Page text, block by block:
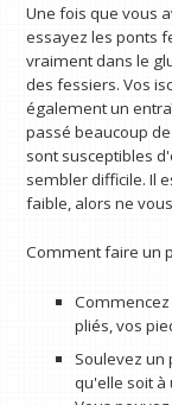
Une fois que vous
essayez les ponts
vraiment dans le
des fessiers. Vos
également un
passé beaucoup
sont susceptibles
sembler difficile. Il
faible, alors ne
Comment faire un
pliés, vos
Soulevez un
qu'elle soit à